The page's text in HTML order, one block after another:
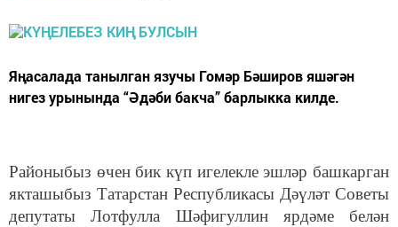
Яңасалада танылган язучы Гомәр Бәширов яшәгән
нигез урынында “Әдәби бакча” барлыкка килде.
Районыбыз өчен бик күп игелекле эшләр башкарган
якташыбыз Татарстан Республикасы Дәүләт Советы
депутаты Лотфулла Шәфигуллин ярдәме белән